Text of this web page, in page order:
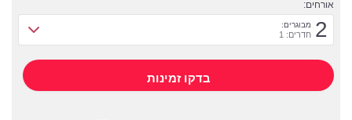
אורחים:
2 מבוגרים:
חדרים: 1